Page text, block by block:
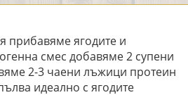
прибавяме ягодите и
смес добавяме 2 супени
2-3 чаени лъжици протеин
идеално с ягодите